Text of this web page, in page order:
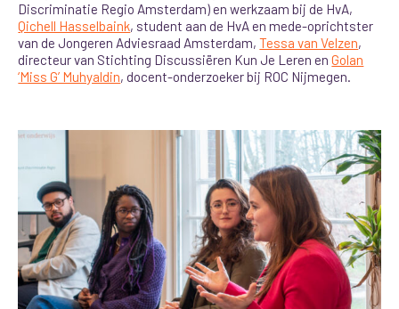
Discriminatie Regio Amsterdam)enwerkzaam bij de HvA,
Qichell Hasselbaink, student aan de HvA en mede-oprichtster
van de Jongeren Adviesraad Amsterdam,Tessa van Velzen,
directeur van Stichting Discussiëren Kun Je Leren enGolan
‘Miss G’ Muhyaldin, docent-onderzoeker bij ROC Nijmegen.